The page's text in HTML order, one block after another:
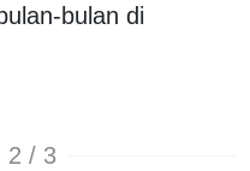
bulan di
2 / 3